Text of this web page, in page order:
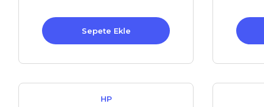
Sepete Ekle
HP